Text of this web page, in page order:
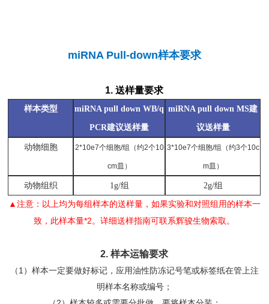
miRNA Pull-down样本要求
1. 送样量要求
样本类型 miRNA pull down WB/q
PCR建议送样量
miRNA pull down MS建
议送样量
动物细胞 2*10e7个细胞/组（约2个10
cm皿）
3*10e7个细胞/组（约3个10c
m皿）
动物组织 1g/组 2g/组
▲注意：以上均为每组样本的送样量，如果实验和对照组用的样本一
致，此样本量*2。详细送样指南可联系辉骏生物索取。
2. 样本运输要求
（1）样本一定要做好标记，应用油性防冻记号笔或标签纸在管上注
明样本名称或编号；